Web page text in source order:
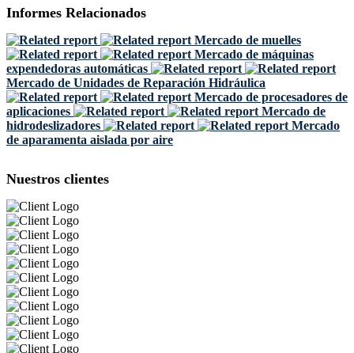
Informes Relacionados
Mercado de muelles
Mercado de máquinas
expendedoras automáticas
Mercado de Unidades de Reparación Hidráulica
Mercado de procesadores de
aplicaciones
Mercado de
hidrodeslizadores
Mercado
de aparamenta aislada por aire
Nuestros clientes